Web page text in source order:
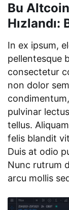
Bu
In ex ipsum,
pellentesque
consectetur
non dolor
pulvinar
tellus.
felis blandit
Duis at odio
Nunc rutrum
arcu mollis